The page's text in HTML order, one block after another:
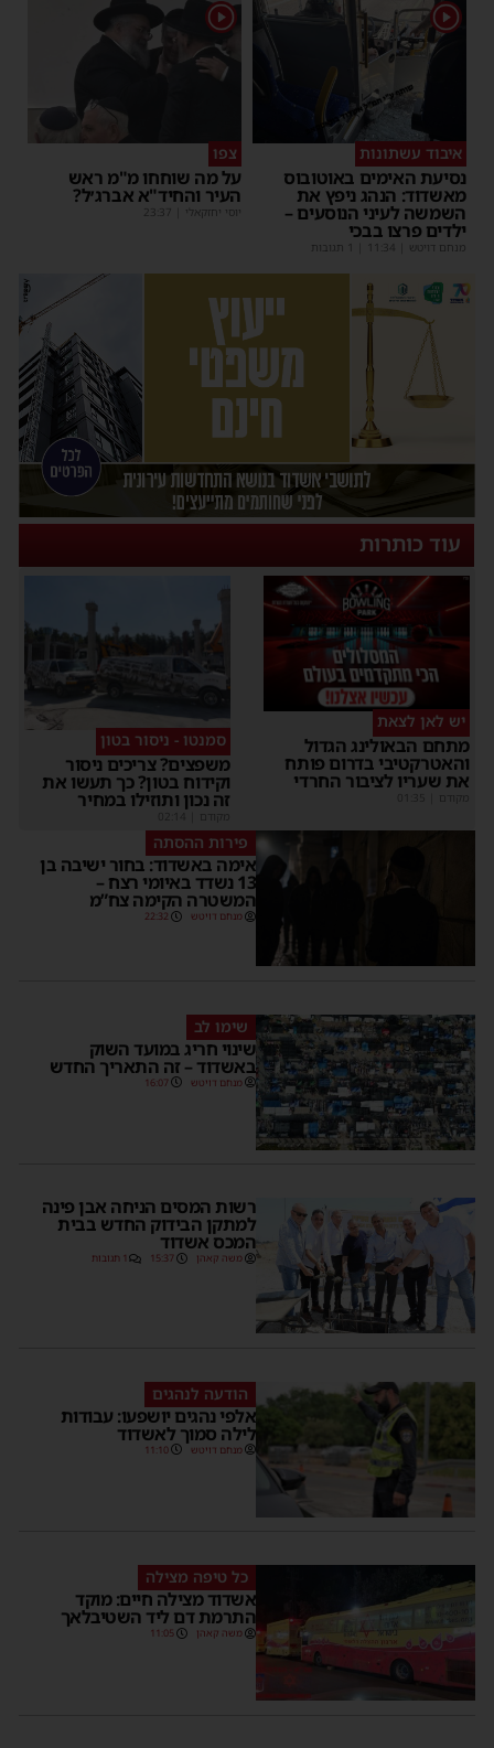
1
איבוד עשתונות
נסיעת האימים באוטובוס
מאשדוד: הנהג ניפץ את
השמשה לעיני הנוסעים –
ילדים פרצו בבכי
מנחם דויטש 11:34
1
צפו
על מה שוחחו מ"מ ראש
העיר והחיד"א אברג׳ל?
יוסי יחזקאלי 23:37
עוד כותרות
יש לאן לצאת
מתחם הבאולינג הגדול
והאטרקטיבי בדרום פותח
את שעריו לציבור החרדי
מקודם
סמנטו - ניסור בטון
משפצים? צריכים ניסור
וקידוח בטון? כך תעשו את
זה נכון ותוזילו במחיר
מקודם
פירות ההסתה
אימה באשדוד: בחור ישיבה בן
13 נשדד באיומי רצח –
המשטרה הקימה צח”מ
מנחם דויטש 22:32
שימו לב
שינוי חריג במועד השוק
באשדוד – זה התאריך החדש
מנחם דויטש 16:07
רשות המסים הניחה אבן פינה
למתקן הבידוק החדש בבית
המכס אשדוד
משה קאהן 15:37 1 תגובות
הודעה לנהגים
אלפי נהגים יושפעו: עבודות
לילה סמוך לאשדוד
מנחם דויטש 11:10
כל טיפה מצילה
אשדוד מצילה חיים: מוקד
התרמת דם ליד השטיבלאך
משה קאהן 11:05